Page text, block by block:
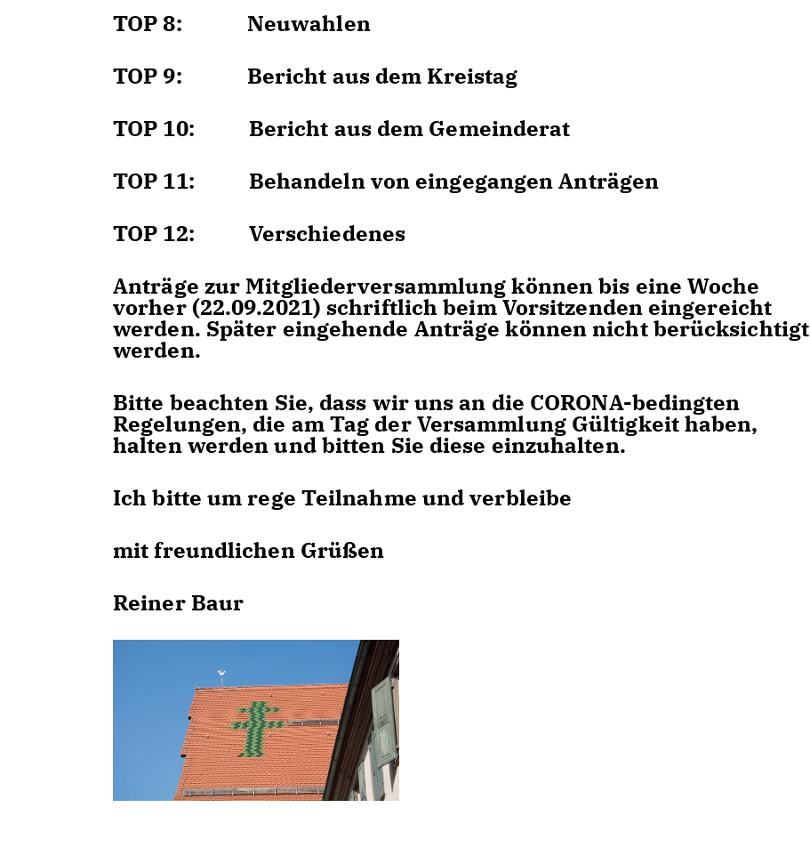
TOP 8: Neuwahlen
TOP 9: Bericht aus dem Kreistag
TOP 10: Bericht aus dem Gemeinderat
TOP 11: Behandeln von eingegangen Anträgen
TOP 12: Verschiedenes
Anträge zur Mitgliederversammlung können bis eine Woche
vorher (22.09.2021) schriftlich beim Vorsitzenden eingereicht
werden. Später eingehende Anträge können nicht berücksichtigt
werden.
Bitte beachten Sie, dass wir uns an die CORONA-bedingten
Regelungen, die am Tag der Versammlung Gültigkeit haben,
halten werden und bitten Sie diese einzuhalten.
Ich bitte um rege Teilnahme und verbleibe
mit freundlichen Grüßen
Reiner Baur